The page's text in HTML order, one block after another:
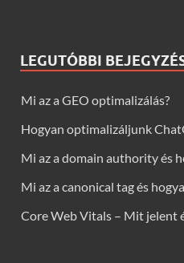
LEGUTÓBBI
Mi az a GEO optimalizálás?
Hogyan optimalizáljunk
Mi az a domain authority és
Mi az a canonical tag és
Core Web Vitals – Mit jelent